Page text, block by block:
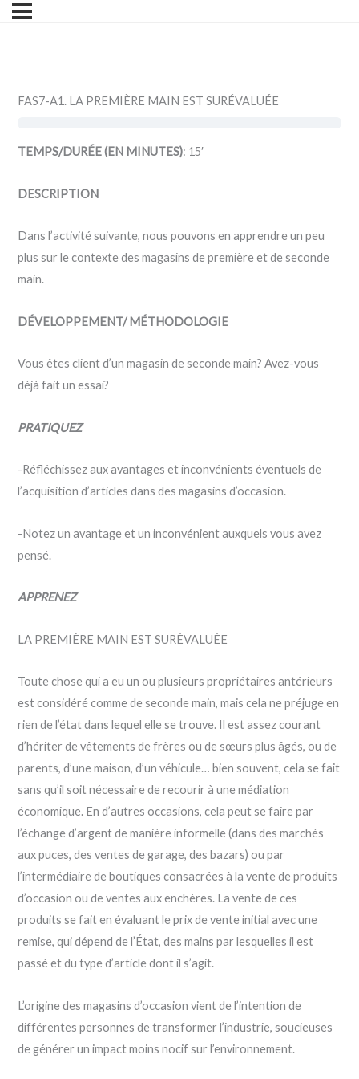
FAS7-A1. LA PREMIÈRE MAIN EST SURÉVALUÉE
TEMPS/DURÉE (EN MINUTES): 15′
DESCRIPTION
Dans l’activité suivante, nous pouvons en apprendre un peu
plus sur le contexte des magasins de première et de seconde
main.
DÉVELOPPEMENT/ MÉTHODOLOGIE
Vous êtes client d’un magasin de seconde main? Avez-vous
déjà fait un essai?
PRATIQUEZ
-Réfléchissez aux avantages et inconvénients éventuels de
l’acquisition d’articles dans des magasins d’occasion.
-Notez un avantage et un inconvénient auxquels vous avez
pensé.
APPRENEZ
LA PREMIÈRE MAIN EST SURÉVALUÉE
Toute chose qui a eu un ou plusieurs propriétaires antérieurs
est considéré comme de seconde main, mais cela ne préjuge en
rien de l’état dans lequel elle se trouve. Il est assez courant
d’hériter de vêtements de frères ou de sœurs plus âgés, ou de
parents, d’une maison, d’un véhicule… bien souvent, cela se fait
sans qu’il soit nécessaire de recourir à une médiation
économique. En d’autres occasions, cela peut se faire par
l’échange d’argent de manière informelle (dans des marchés
aux puces, des ventes de garage, des bazars) ou par
l’intermédiaire de boutiques consacrées à la vente de produits
d’occasion ou de ventes aux enchères. La vente de ces
produits se fait en évaluant le prix de vente initial avec une
remise, qui dépend de l’État, des mains par lesquelles il est
passé et du type d’article dont il s’agit.
L’origine des magasins d’occasion vient de l’intention de
différentes personnes de transformer l’industrie, soucieuses
de générer un impact moins nocif sur l’environnement.